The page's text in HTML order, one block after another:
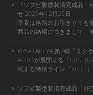
「ソフビ製塗装済完成品
せ 2025年12月25日
平素は格別のお引き立てを
商品の納期につきまして
KRS×TAKEYA 第2弾「ミク
ACROが展開する「KRS（
戦する特別ライン「KR […]
ソフビ製塗装済完成品「